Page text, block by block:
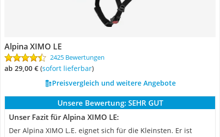
Alpina XIMO LE
2425 Bewertungen
ab 29,00 € ( Sofort lieferbar)
Preisvergleich und weitere Angebote
Unsere Bewertung: SEHR GUT
Unser Fazit für Alpina XIMO LE:
Der Alpina XIMO L.E. eignet sich für die Kleinsten. Er ist